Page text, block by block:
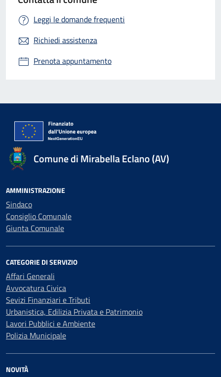
Leggi le domande frequenti
Richiedi assistenza
Prenota appuntamento
Comune di Mirabella Eclano (AV)
AMMINISTRAZIONE
Sindaco
Consiglio Comunale
Giunta Comunale
CATEGORIE DI SERVIZIO
Affari Generali
Avvocatura Civica
Sevizi Finanziari e Tributi
Urbanistica, Edilizia Privata e Patrimonio
Lavori Pubblici e Ambiente
Polizia Municipale
NOVITÀ